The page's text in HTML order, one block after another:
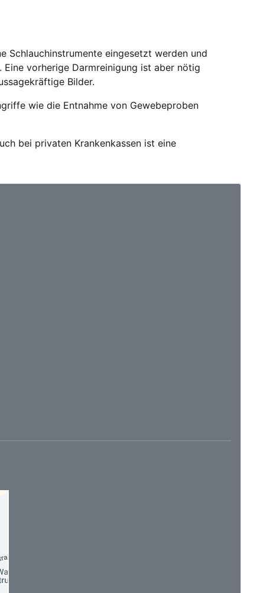
Schlauchinstrumente eingesetzt werden und
vorherige Darmreinigung ist aber nötig
Bilder.
wie die Entnahme von Gewebeproben
bei privaten Krankenkassen ist eine